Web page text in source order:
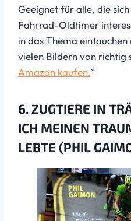
Geeignet für alle, die
Fahrrad-Oldtimer
in das Thema
vielen Bildern von richtig
Amazon kaufen.*
6. ZUGTIERE IN
ICH MEINEN
LEBTE (PHIL